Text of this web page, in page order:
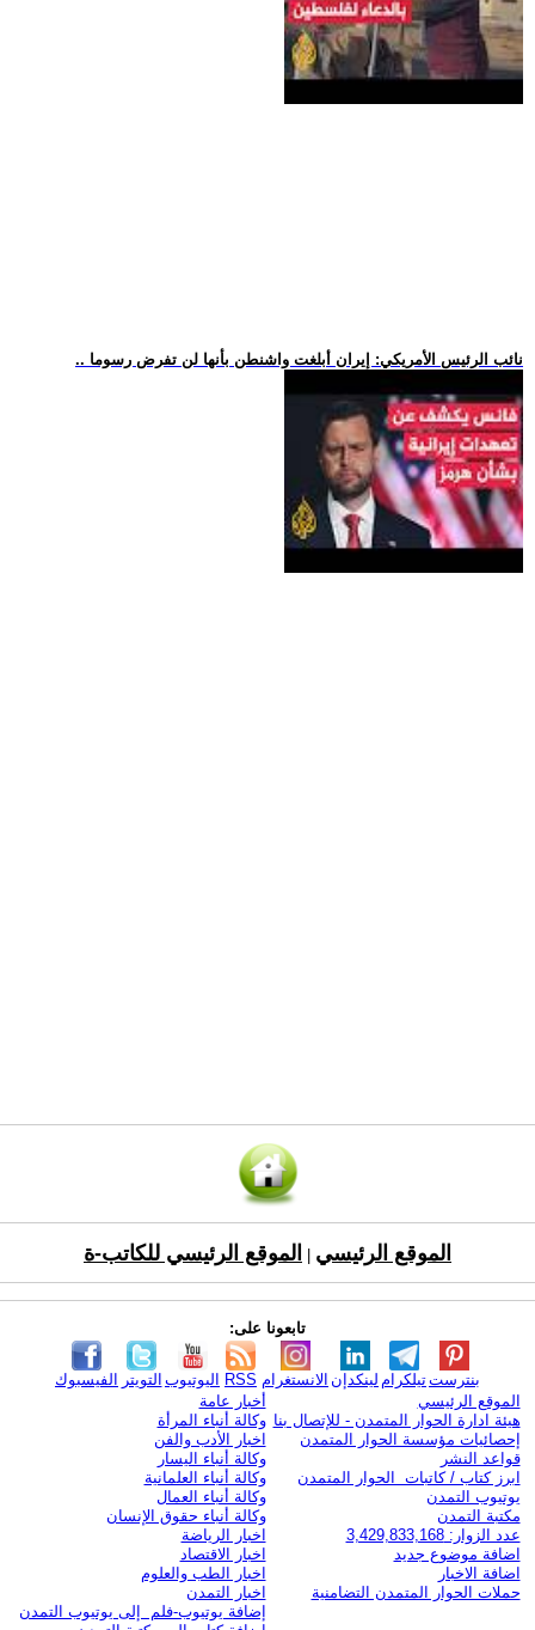
.. نائب الرئيس الأمريكي: إيران أبلغت واشنطن بأنها لن تفرض رسوما
الموقع الرئيسي الموقع الرئيسي للكاتب-ة
تابعونا على:
الفيسبوك التويتر اليوتيوب RSS الانستغرام لينكدإن تيلكرامبنترست
الموقع الرئيسي
هيئة ادارة الحوار المتمدن - للإتصال بنا
إحصائيات مؤسسة الحوار المتمدن
قواعد النشر
ابرز كتاب / كاتبات الحوار المتمدن
يوتيوب التمدن
مكتبة التمدن
عدد الزوار: 3,429,833,168
اضافة موضوع جديد
اضافة الاخبار
حملات الحوار المتمدن التضامنية
أخبار عامة
وكالة أنباء المرأة
اخبار الأدب والفن
وكالة أنباء اليسار
وكالة أنباء العلمانية
وكالة أنباء العمال
وكالة أنباء حقوق الإنسان
اخبار الرياضة
اخبار الاقتصاد
اخبار الطب والعلوم
اخبار التمدن
إضافة يوتيوب-فلم إلى يوتيوب التمدن